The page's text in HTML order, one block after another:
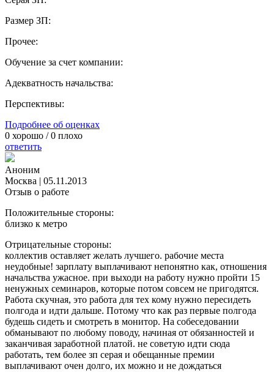
Размер ЗП:
Прочее:
Обучение за счет компании:
Адекватность начальства:
Перспективы:
Подробнее об оценках
0 хорошо /0 плохо
ответить
Аноним
Москва | 05.11.2013
Отзыв о работе
Положительные стороны:
близко к метро
Отрицательные стороны:
коллектив оставляет желать лучшего. рабочие места
неудобные! зарплату выплачивают непонятно как, отношения
начальства ужасное. при выходи на работу нужно пройти 15
ненужных семинаров, которые потом совсем не пригодятся.
Работа скучная, это работа для тех кому нужно пересидеть
полгода и идти дальше. Потому что как раз первые полгода
будешь сидеть и смотреть в монитор. На собеседовании
обманывают по любому поводу, начиная от обязанностей и
заканчивая заработной платой. не советую идти сюда
работать, тем более зп серая и обещанные премии
выплачивают очен долго, их можно и не дождаться